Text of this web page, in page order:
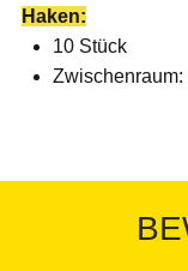
Haken:
10 Stück
Zwischenraum: